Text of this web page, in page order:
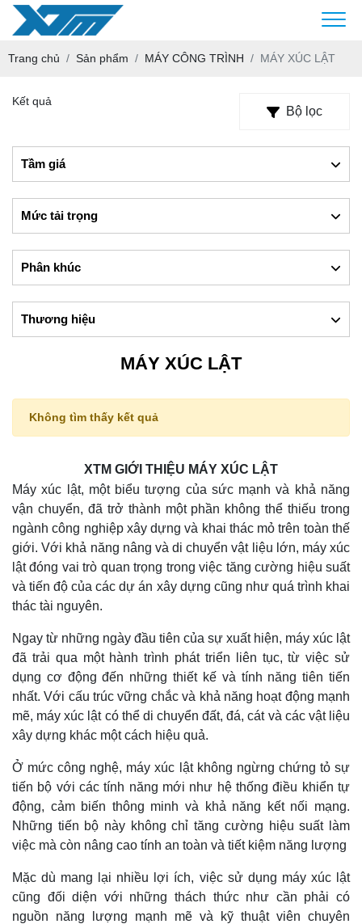
Trang chủ Sản phẩm MÁY CÔNG TRÌNH MÁY XÚC LẬT
Kết quả
Bộ lọc
Tầm giá
Mức tải trọng
Phân khúc
Thương hiệu
MÁY XÚC LẬT
Không tìm thấy kết quả
XTM GIỚI THIỆU MÁY XÚC LẬT
Máy xúc lật, một biểu tượng của sức mạnh và khả năng
vận chuyển, đã trở thành một phần không thể thiếu trong
ngành công nghiệp xây dựng và khai thác mỏ trên toàn thế
giới. Với khả năng nâng và di chuyển vật liệu lớn, máy xúc
lật đóng vai trò quan trọng trong việc tăng cường hiệu suất
và tiến độ của các dự án xây dựng cũng như quá trình khai
thác tài nguyên.
Ngay từ những ngày đầu tiên của sự xuất hiện, máy xúc lật
đã trải qua một hành trình phát triển liên tục, từ việc sử
dụng cơ động đến những thiết kế và tính năng tiên tiến
nhất. Với cấu trúc vững chắc và khả năng hoạt động mạnh
mẽ, máy xúc lật có thể di chuyển đất, đá, cát và các vật liệu
xây dựng khác một cách hiệu quả.
Ở mức công nghệ, máy xúc lật không ngừng chứng tỏ sự
tiến bộ với các tính năng mới như hệ thống điều khiển tự
động, cảm biến thông minh và khả năng kết nối mạng.
Những tiến bộ này không chỉ tăng cường hiệu suất làm
việc mà còn nâng cao tính an toàn và tiết kiệm năng lượng
Mặc dù mang lại nhiều lợi ích, việc sử dụng máy xúc lật
cũng đối diện với những thách thức như cần phải có
nguồn năng lượng mạnh mẽ và kỹ thuật viên chuyên